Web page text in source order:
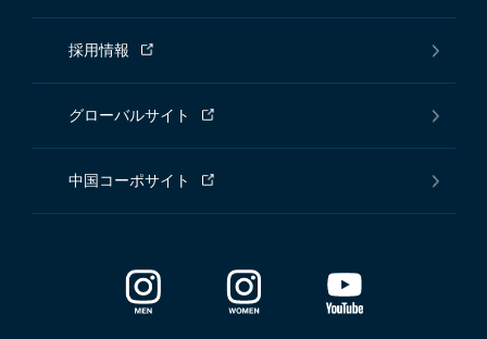
採用情報
グローバルサイト
中国コーポサイト